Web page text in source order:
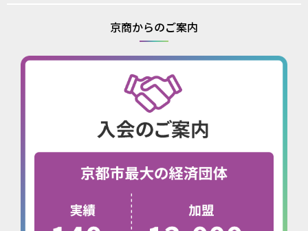
京商からのご案内